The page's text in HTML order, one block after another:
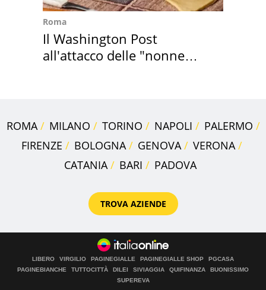
Roma
Il Washington Post
all'attacco delle "nonne
ROMA MILANO TORINO NAPOLI
PALERMO
FIRENZE
BOLOGNA GENOVA
VERONA
CATANIA
BARI PADOVA
TROVA AZIENDE
LIBERO VIRGILIO PAGINEGIALLE PAGINEGIALLE SHOP
PGCASA
PAGINEBIANCHE
TUTTOCITTÀ DILEI SIVIAGGIA QUIFINANZA
BUONISSIMO
SUPEREVA